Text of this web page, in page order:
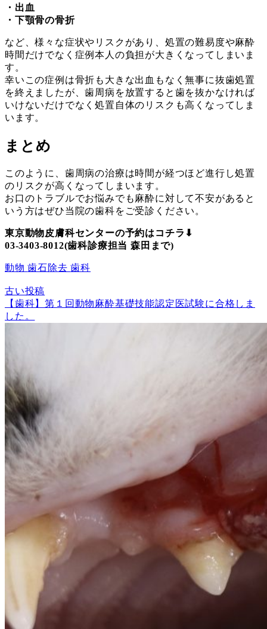
・出血
・下顎骨の骨折
など、様々な症状やリスクがあり、処置の難易度や麻酔
時間だけでなく症例本人の負担が大きくなってしまいま
す。
幸いこの症例は骨折も大きな出血もなく無事に抜歯処置
を終えましたが、歯周病を放置すると歯を抜かなければ
いけないだけでなく処置自体のリスクも高くなってしま
います。
まとめ
このように、歯周病の治療は時間が経つほど進行し処置
のリスクが高くなってしまいます。
お口のトラブルでお悩みでも麻酔に対して不安があると
いう方はぜひ当院の歯科をご受診ください。
東京動物皮膚科センターの予約はコチラ⬇︎
03-3403-8012(歯科診療担当 森田まで)
動物歯石除去歯科
古い投稿
【歯科】第１回動物麻酔基礎技能認定医試験に合格しま
した。